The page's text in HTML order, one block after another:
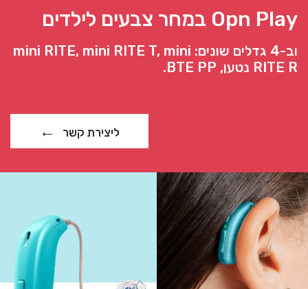
Opn Play במחר צבעים לילדים
וב-4 גדלים שונים: mini RITE, mini RITE T, mini
RITE R נטען, BTE PP.
ליצירת קשר